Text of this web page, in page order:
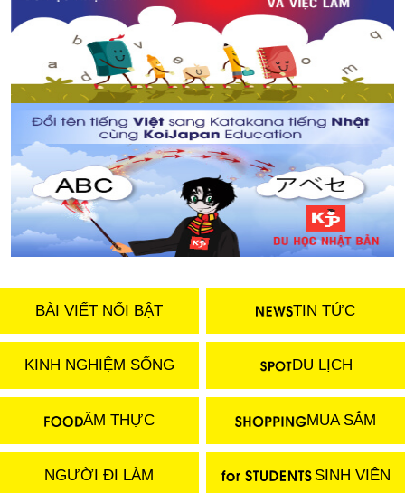
BÀI VIẾT NỔI BẬT TIN TỨC
KINH NGHIỆM SỐNG DU LỊCH
ẨM THỰC MUA SẮM
NGƯỜI ĐI LÀM SINH VIÊN